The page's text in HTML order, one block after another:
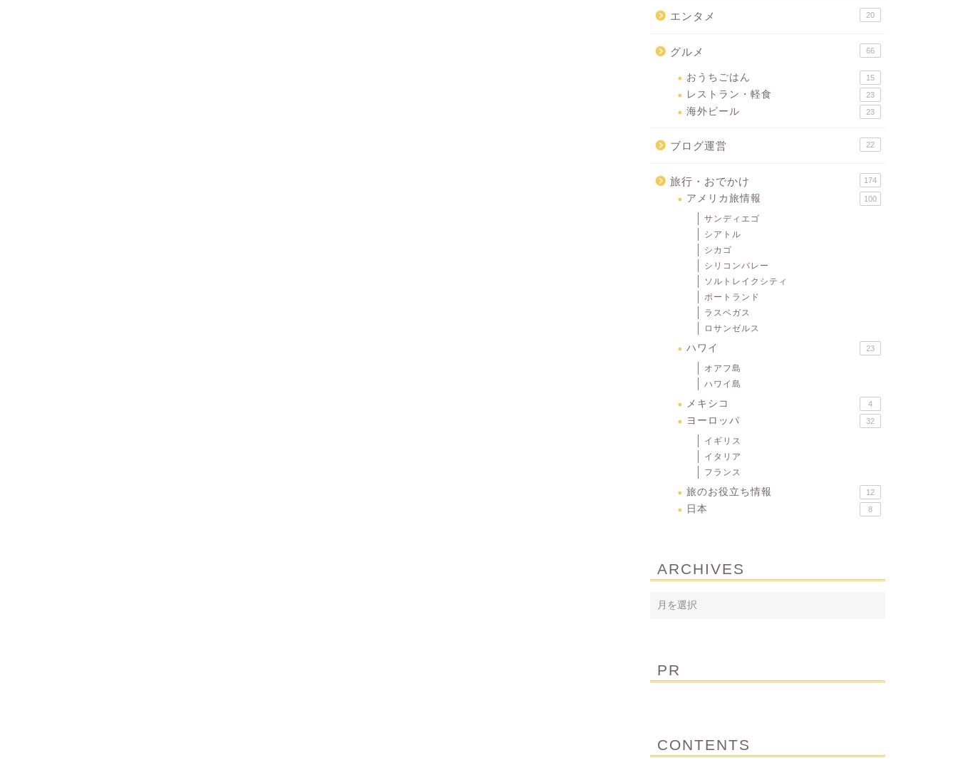
エンタメ 20
グルメ 66
おうちごはん 15
レストラン・軽食 23
海外ビール 23
ブログ運営 22
旅行・おでかけ 174
アメリカ旅情報 100
サンディエゴ
シアトル
シカゴ
シリコンバレー
ソルトレイクシティ
ポートランド
ラスベガス
ロサンゼルス
ハワイ 23
オアフ島
ハワイ島
メキシコ 4
ヨーロッパ 32
イギリス
イタリア
フランス
旅のお役立ち情報 12
日本 8
ARCHIVES
PR